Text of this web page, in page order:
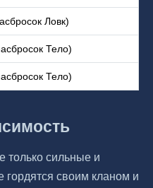
Ловк)
Тело)
Тело)
сильные и
гордятся своим кланом и